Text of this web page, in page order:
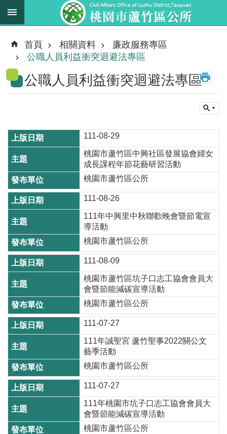
跳到主要內容區塊
新
消
息
業
法
規
料
進
階
搜
尋
蘆
竹
區
介
紹
訊
息
公
告
生
活
首頁 相關資料
廉政服務專區
公職人員利益衝突迴避法專區
公職人員利益衝突迴避法專區
111-08-29
桃園市蘆竹區中興社區發展協會婦女
成長課程年節花藝研習活動
桃園市蘆竹區公所
111-08-26
111年中興里中秋聯歡晚會暨節電宣
導活動
桃園市蘆竹區公所
111-08-09
桃園市蘆竹區坑子口志工協會會員大
會暨節能減碳宣導活動
桃園市蘆竹區公所
111-07-27
111年誠聖宮 蘆竹聖事2022關公文
藝季活動
桃園市蘆竹區公所
111-07-27
111年桃園市坑子口志工協會會員大
會暨節能減碳宣導活動
桃園市蘆竹區公所